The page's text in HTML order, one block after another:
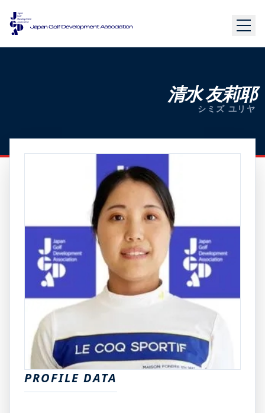
清水 友莉耶
シミズ ユリヤ
PROFILE DATA